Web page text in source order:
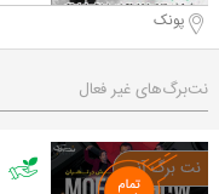
پونک
نت‌برگ‌های غیر فعال